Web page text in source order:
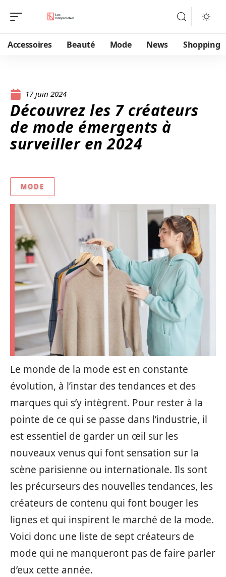
Accessoires Beauté Mode News Shopping
17 juin 2024
Découvrez les 7 créateurs
de mode émergents à
surveiller en 2024
MODE
Le monde de la mode est en constante
évolution, à l’instar des tendances et des
marques qui s’y intègrent. Pour rester à la
pointe de ce qui se passe dans l’industrie, il
est essentiel de garder un œil sur les
nouveaux venus qui font sensation sur la
scène parisienne ou internationale. Ils sont
les précurseurs des nouvelles tendances, les
créateurs de contenu qui font bouger les
lignes et qui inspirent le marché de la mode.
Voici donc une liste de sept créateurs de
mode qui ne manqueront pas de faire parler
d’eux cette année.